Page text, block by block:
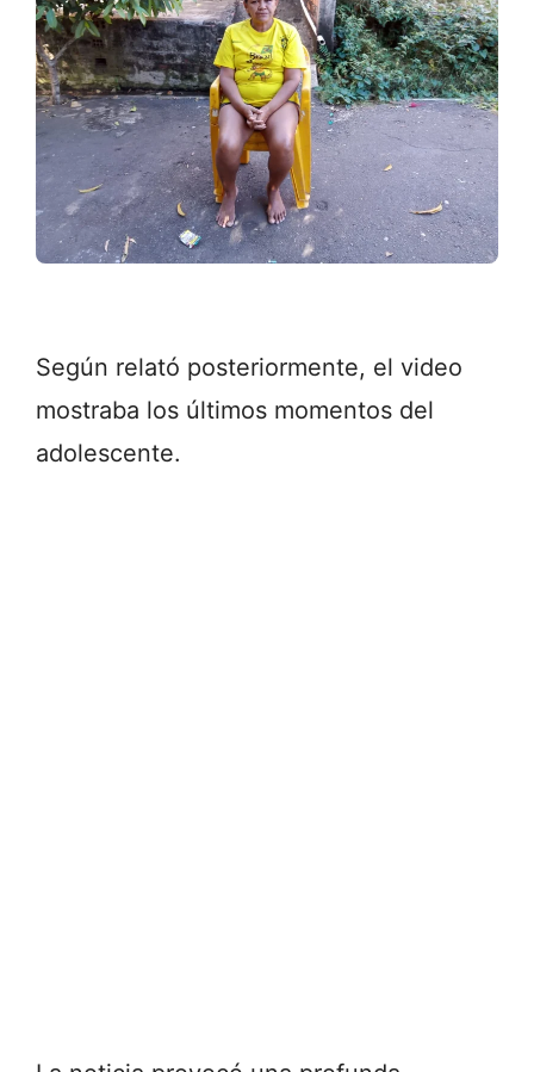
Según relató posteriormente, el video
mostraba los últimos momentos del
adolescente.